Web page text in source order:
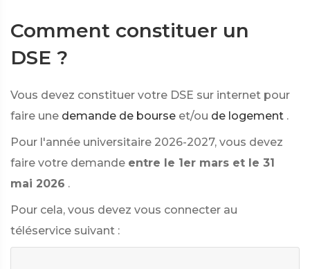
Comment constituer un
DSE ?
Vous devez constituer votre DSE sur internet pour
faire une demande de bourse et/ou de logement .
Pour l'année universitaire 2026-2027, vous devez
faire votre demande entre le 1er mars et le 31
mai 2026 .
Pour cela, vous devez vous connecter au
téléservice suivant :